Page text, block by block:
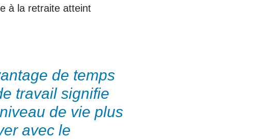
à la retraite atteint
de temps
travail signifie
de vie plus
avec le